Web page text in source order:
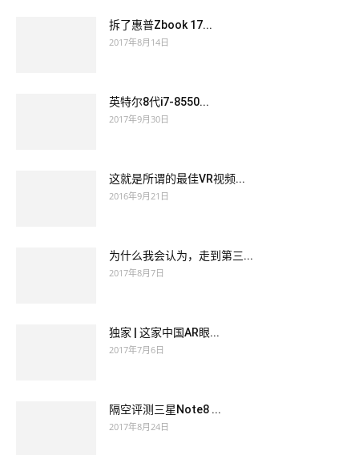
拆了惠普Zbook 17...
2017年8月14日
英特尔8代i7-8550...
2017年9月30日
这就是所谓的最佳VR视频...
2016年9月21日
为什么我会认为，走到第三...
2017年8月7日
独家 | 这家中国AR眼...
2017年7月6日
隔空评测三星Note8 ...
2017年8月24日